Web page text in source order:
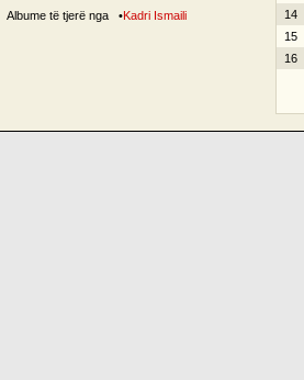
Albume të tjerë nga •Kadri Ismaili
14
15
16